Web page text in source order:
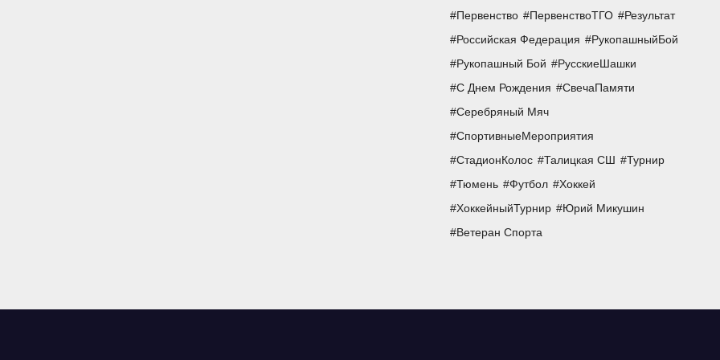
Первенство
ПервенствоТГО
Результат
Российская Федерация
РукопашныйБой
Рукопашный Бой
РусскиеШашки
С Днем Рождения
СвечаПамяти
Серебряный Мяч
СпортивныеМероприятия
СтадионКолос
Талицкая СШ
Турнир
Тюмень
Футбол
Хоккей
ХоккейныйТурнир
Юрий Микушин
Ветеран Спорта